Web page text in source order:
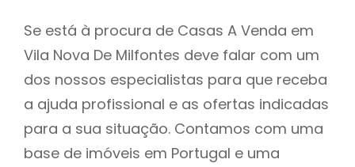
Se está à procura de Casas A Venda em
Vila Nova De Milfontes deve falar com um
dos nossos especialistas para que receba
a ajuda profissional e as ofertas indicadas
para a sua situação. Contamos com uma
base de imóveis em Portugal e uma